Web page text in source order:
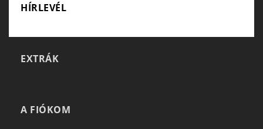
HÍRLEVÉL
EXTRÁK
A FIÓKOM